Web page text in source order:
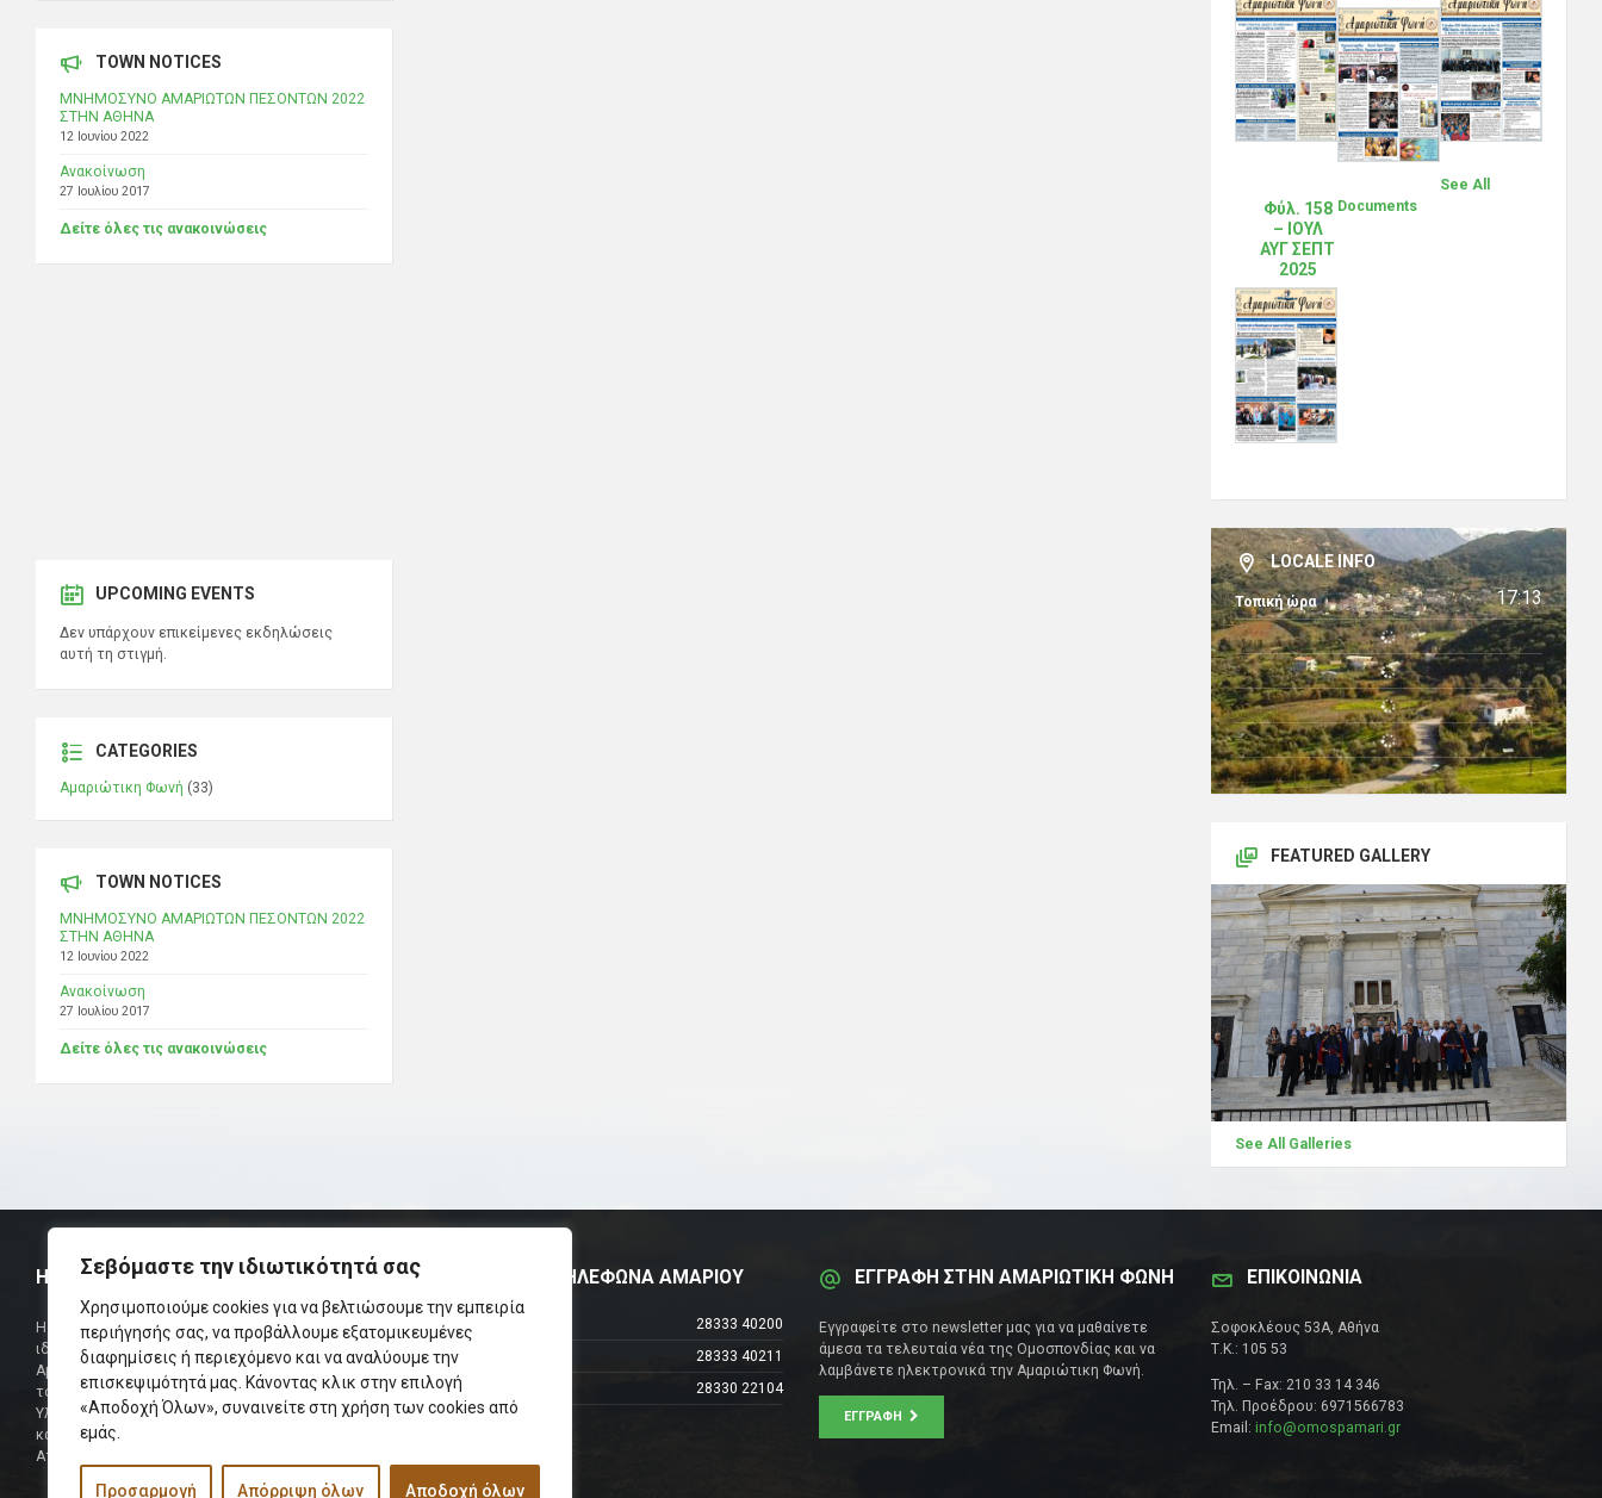
Σεβόμαστε την ιδιωτικότητά σας
Χρησιμοποιούμε cookies για να βελτιώσουμε την εμπειρία
περιήγησής σας, να προβάλλουμε εξατομικευμένες
διαφημίσεις ή περιεχόμενο και να αναλύουμε την
επισκεψιμότητά μας. Κάνοντας κλικ στην επιλογή
«Αποδοχή Όλων», συναινείτε στη χρήση των cookies από
εμάς.
Προσαρμογή Απόρριψη όλων Αποδοχή όλων
TOWN NOTICES
ΜΝΗΜΟΣΥΝΟ ΑΜΑΡΙΩΤΩΝ ΠΕΣΟΝΤΩΝ 2022
ΣΤΗΝ ΑΘΗΝΑ
12 Ιουνίου 2022
Ανακοίνωση
27 Ιουλίου 2017
Δείτε όλες τις ανακοινώσεις
UPCOMING EVENTS
Δεν υπάρχουν επικείμενες εκδηλώσεις
αυτή τη στιγμή.
CATEGORIES
Αμαριώτικη Φωνή (33)
TOWN NOTICES
ΜΝΗΜΟΣΥΝΟ ΑΜΑΡΙΩΤΩΝ ΠΕΣΟΝΤΩΝ 2022
ΣΤΗΝ ΑΘΗΝΑ
12 Ιουνίου 2022
Ανακοίνωση
27 Ιουλίου 2017
Δείτε όλες τις ανακοινώσεις
Φύλ. 158
– ΙΟΥΛ
ΑΥΓ ΣΕΠΤ
2025
See All
Documents
LOCALE INFO
Τοπική ώρα 17:13
FEATURED GALLERY
See All Galleries
Η ΟΜΟΣΠΟΝΔΙΑ
Η Ομοσπονδία Σωματείων Επαρχίας Αμαρίου
ιδρύθηκε και πήρε τη θέση της Ένωσης
Αμαριωτών, που λειτουργούσε από το 1966 μέχρι
το 1984.
Υλοποιήθηκε σε συνεργασία των μελών του Δ.Σ
και των Δ.Σ των Αμαριώτικων Σωματείων της
Αττικής.
ΧΡΗΣΙΜΑ ΤΗΛΕΦΩΝΑ ΑΜΑΡΙΟΥ
Τηλεφωνικό Κέντρο
28333 40200
Δήμαρχος
28333 40211
Φαξ
28330 22104
ΕΓΓΡΑΦΗ ΣΤΗΝ ΑΜΑΡΙΩΤΙΚΗ ΦΩΝΗ
Εγγραφείτε στο newsletter μας για να μαθαίνετε
άμεσα τα τελευταία νέα της Ομοσπονδίας και να
λαμβάνετε ηλεκτρονικά την Αμαριώτικη Φωνή.
ΕΓΓΡΑΦΉ
ΕΠΙΚΟΙΝΩΝΊΑ
Σοφοκλέους 53Α, Αθήνα
Τ.Κ.: 105 53
Τηλ. – Fax: 210 33 14 346
Τηλ. Προέδρου: 6971566783
Email: info@omospamari.gr